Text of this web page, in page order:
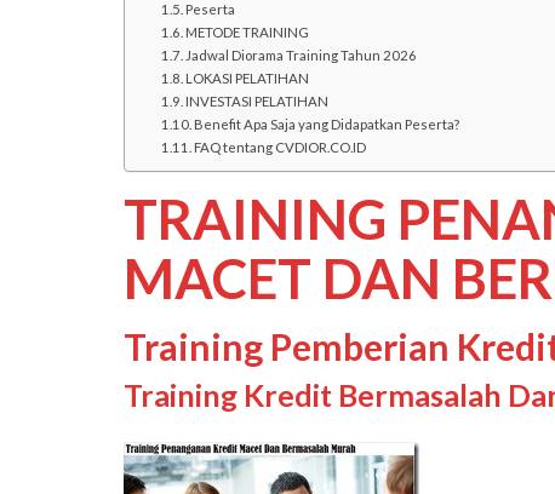
Peserta
METODE TRAINING
Jadwal Diorama Training Tahun 2026
LOKASI PELATIHAN
INVESTASI PELATIHAN
Benefit Apa Saja yang Didapatkan Peserta?
FAQ tentang CVDIOR.CO.ID
TRAINING
MACET DAN
Training Pemberian
Training Kredit Bermasalah